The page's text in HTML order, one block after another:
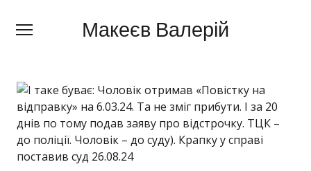
Макеєв Валерій
Макеєв Валерій
Про мене
Сфери діяльності
Правила